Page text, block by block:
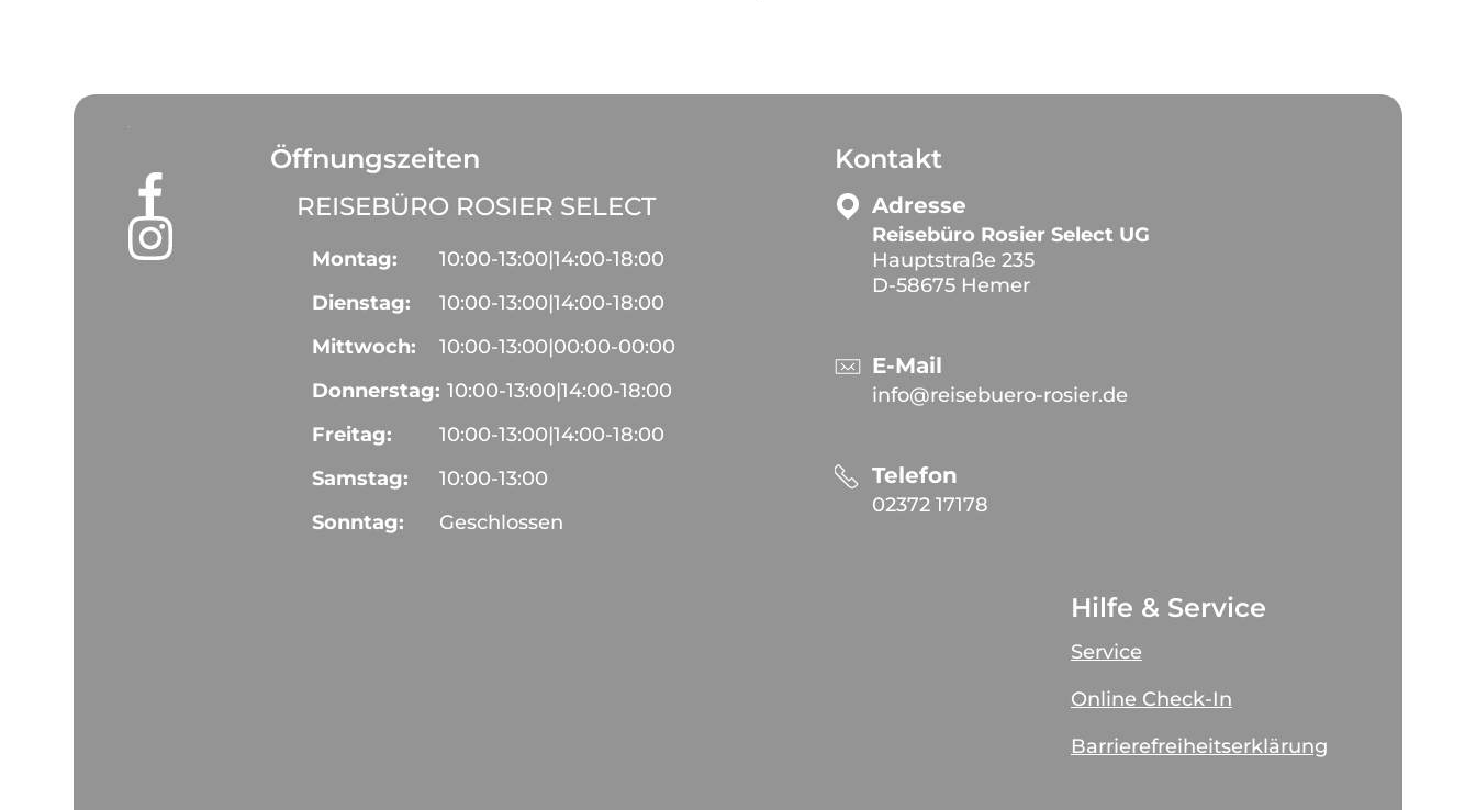
Öffnungszeiten
REISEBÜRO ROSIER SELECT
Montag: 10:00-13:00|14:00-18:00
Dienstag:
10:00-13:00|14:00-18:00
Mittwoch:
10:00-13:00|00:00-00:00
Donnerstag: 10:00-13:00|14:00-18:00
Freitag:
10:00-13:00|14:00-18:00
Samstag:
10:00-13:00
Sonntag:
Geschlossen
Kontakt
Adresse
Reisebüro Rosier Select UG
Hauptstraße 235
D-58675 Hemer
E-Mail
info@reisebuero-rosier.de
Telefon
02372 17178
Hilfe & Service
Service
Online Check-In
Barrierefreiheitserklärung